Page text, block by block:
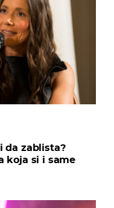
da zablista?
koja si i same